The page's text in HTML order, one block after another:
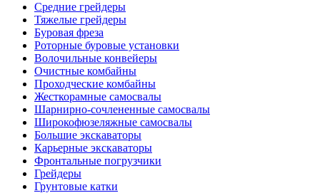
Средние грейдеры
Тяжелые грейдеры
Буровая фреза
Роторные буровые установки
Волочильные конвейеры
Очистные комбайны
Проходческие комбайны
Жесткорамные самосвалы
Шарнирно-сочлененные самосвалы
Широкофюзеляжные самосвалы
Большие экскаваторы
Карьерные экскаваторы
Фронтальные погрузчики
Грейдеры
Грунтовые катки